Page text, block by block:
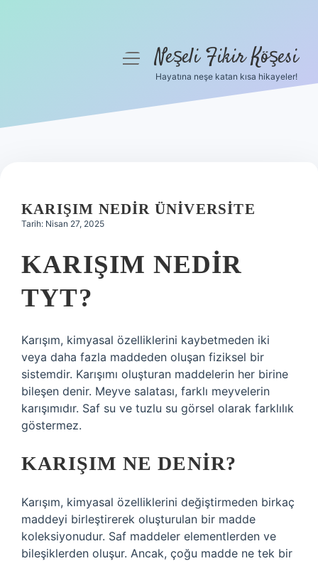
Hakkımızda
menüyüNeşeli Fikir Köşesi
Hayatına neşe katan kısa hikayeler!
KARIŞIM NEDIR ÜNIVERSITE
Tarih: Nisan 27, 2025
KARIŞIM NEDIR
TYT?
Karışım, kimyasal özelliklerini kaybetmeden iki
veya daha fazla maddeden oluşan fiziksel bir
sistemdir. Karışımı oluşturan maddelerin her birine
bileşen denir. Meyve salatası, farklı meyvelerin
karışımıdır. Saf su ve tuzlu su görsel olarak farklılık
göstermez.
KARIŞIM NE DENIR?
Karışım, kimyasal özelliklerini değiştirmeden birkaç
maddeyi birleştirerek oluşturulan bir madde
koleksiyonudur. Saf maddeler elementlerden ve
bileşiklerden oluşur. Ancak, çoğu madde ne tek bir